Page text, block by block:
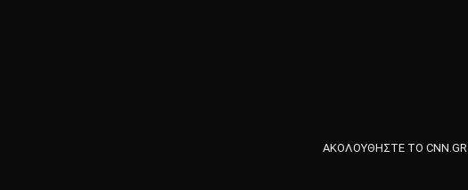
ΑΚΟΛΟΥΘΗΣΤΕ ΤΟ CNN.GR